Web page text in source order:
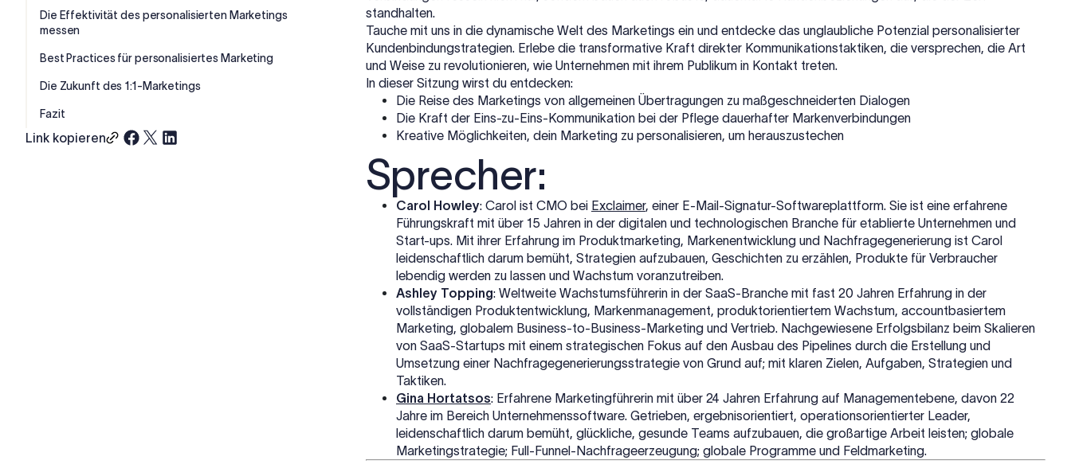
Die Effektivität des personalisierten Marketings
messen
Best Practices für personalisiertes Marketing
Die Zukunft des 1:1-Marketings
Fazit
Link kopieren
standhalten.
Tauche mit uns in die dynamische Welt des Marketings ein und entdecke das unglaubliche Potenzial personalisierter
Kundenbindungstrategien. Erlebe die transformative Kraft direkter Kommunikationstaktiken, die versprechen, die Art
und Weise zu revolutionieren, wie Unternehmen mit ihrem Publikum in Kontakt treten.
In dieser Sitzung wirst du entdecken:
Die Reise des Marketings von allgemeinen Übertragungen zu maßgeschneiderten Dialogen
Die Kraft der Eins-zu-Eins-Kommunikation bei der Pflege dauerhafter Markenverbindungen
Kreative Möglichkeiten, dein Marketing zu personalisieren, um herauszustechen
Sprecher:
Carol Howley: Carol ist CMO bei Exclaimer, einer E-Mail-Signatur-Softwareplattform. Sie ist eine erfahrene
Führungskraft mit über 15 Jahren in der digitalen und technologischen Branche für etablierte Unternehmen und
Start-ups. Mit ihrer Erfahrung im Produktmarketing, Markenentwicklung und Nachfragegenerierung ist Carol
leidenschaftlich darum bemüht, Strategien aufzubauen, Geschichten zu erzählen, Produkte für Verbraucher
lebendig werden zu lassen und Wachstum voranzutreiben.
Ashley Topping: Weltweite Wachstumsführerin in der SaaS-Branche mit fast 20 Jahren Erfahrung in der
vollständigen Produktentwicklung, Markenmanagement, produktorientiertem Wachstum, accountbasiertem
Marketing, globalem Business-to-Business-Marketing und Vertrieb. Nachgewiesene Erfolgsbilanz beim Skalieren
von SaaS-Startups mit einem strategischen Fokus auf den Ausbau des Pipelines durch die Erstellung und
Umsetzung einer Nachfragegenerierungsstrategie von Grund auf; mit klaren Zielen, Aufgaben, Strategien und
Taktiken.
Gina Hortatsos: Erfahrene Marketingführerin mit über 24 Jahren Erfahrung auf Managementebene, davon 22
Jahre im Bereich Unternehmenssoftware. Getrieben, ergebnisorientiert, operationsorientierter Leader,
leidenschaftlich darum bemüht, glückliche, gesunde Teams aufzubauen, die großartige Arbeit leisten; globale
Marketingstrategie; Full-Funnel-Nachfrageerzeugung; globale Programme und Feldmarketing.